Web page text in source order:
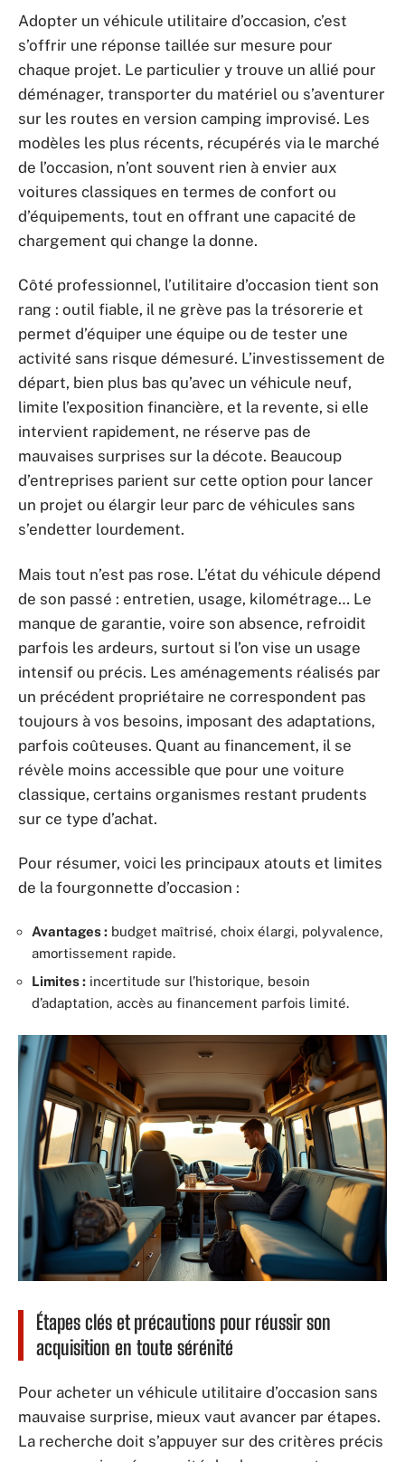
Adopter un véhicule utilitaire d’occasion, c’est
s’offrir une réponse taillée sur mesure pour
chaque projet. Le particulier y trouve un allié pour
déménager, transporter du matériel ou s’aventurer
sur les routes en version camping improvisé. Les
modèles les plus récents, récupérés via le marché
de l’occasion, n’ont souvent rien à envier aux
voitures classiques en termes de confort ou
d’équipements, tout en offrant une capacité de
chargement qui change la donne.
Côté professionnel, l’utilitaire d’occasion tient son
rang : outil fiable, il ne grève pas la trésorerie et
permet d’équiper une équipe ou de tester une
activité sans risque démesuré. L’investissement de
départ, bien plus bas qu’avec un véhicule neuf,
limite l’exposition financière, et la revente, si elle
intervient rapidement, ne réserve pas de
mauvaises surprises sur la décote. Beaucoup
d’entreprises parient sur cette option pour lancer
un projet ou élargir leur parc de véhicules sans
s’endetter lourdement.
Mais tout n’est pas rose. L’état du véhicule dépend
de son passé : entretien, usage, kilométrage… Le
manque de garantie, voire son absence, refroidit
parfois les ardeurs, surtout si l’on vise un usage
intensif ou précis. Les aménagements réalisés par
un précédent propriétaire ne correspondent pas
toujours à vos besoins, imposant des adaptations,
parfois coûteuses. Quant au financement, il se
révèle moins accessible que pour une voiture
classique, certains organismes restant prudents
sur ce type d’achat.
Pour résumer, voici les principaux atouts et limites
de la fourgonnette d’occasion :
Avantages : budget maîtrisé, choix élargi, polyvalence,
amortissement rapide.
Limites : incertitude sur l’historique, besoin
d’adaptation, accès au financement parfois limité.
Étapes clés et précautions pour réussir son
acquisition en toute sérénité
Pour acheter un véhicule utilitaire d’occasion sans
mauvaise surprise, mieux vaut avancer par étapes.
La recherche doit s’appuyer sur des critères précis